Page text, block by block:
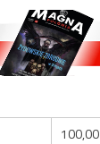
100,00